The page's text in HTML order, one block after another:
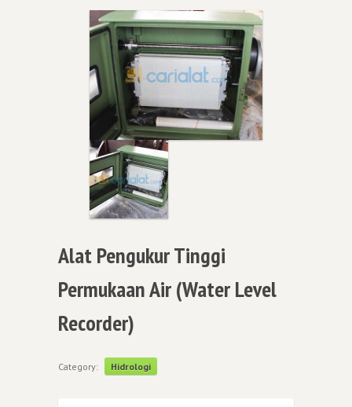
Alat Pengukur Tinggi
Permukaan Air (Water Level
Recorder)
Category: Hidrologi